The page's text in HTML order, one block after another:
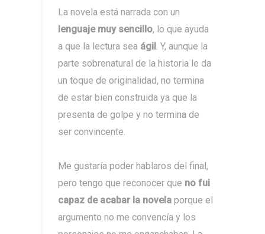
La novela está narrada con un
lenguaje muy sencillo, lo que ayuda
a que la lectura sea ágil . Y, aunque la
parte sobrenatural de la historia le da
un toque de originalidad, no termina
de estar bien construida ya que la
presenta de golpe y no termina de
ser convincente.
Me gustaría poder hablaros del final,
pero tengo que reconocer que no fui
capaz de acabar la novela porque el
argumento no me convencía y los